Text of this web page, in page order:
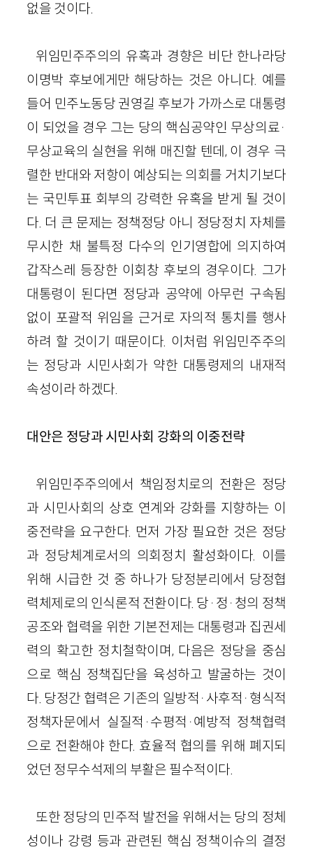
없을 것이다.
위임민주주의의 유혹과 경향은 비단 한나라당
이명박 후보에게만 해당하는 것은 아니다. 예를
들어 민주노동당 권영길 후보가 가까스로 대통령
이 되었을 경우 그는 당의 핵심공약인 무상의료·
무상교육의 실현을 위해 매진할 텐데, 이 경우 극
렬한 반대와 저항이 예상되는 의회를 거치기보다
는 국민투표 회부의 강력한 유혹을 받게 될 것이
다. 더 큰 문제는 정책정당 아니 정당정치 자체를
무시한 채 불특정 다수의 인기영합에 의지하여
갑작스레 등장한 이회창 후보의 경우이다. 그가
대통령이 된다면 정당과 공약에 아무런 구속됨
없이 포괄적 위임을 근거로 자의적 통치를 행사
하려 할 것이기 때문이다. 이처럼 위임민주주의
는 정당과 시민사회가 약한 대통령제의 내재적
속성이라 하겠다.
대안은 정당과 시민사회 강화의 이중전략
위임민주주의에서 책임정치로의 전환은 정당
과 시민사회의 상호 연계와 강화를 지향하는 이
중전략을 요구한다. 먼저 가장 필요한 것은 정당
과 정당체계로서의 의회정치 활성화이다. 이를
위해 시급한 것 중 하나가 당정분리에서 당정협
력체제로의 인식론적 전환이다. 당·정·청의 정책
공조와 협력을 위한 기본전제는 대통령과 집권세
력의 확고한 정치철학이며, 다음은 정당을 중심
으로 핵심 정책집단을 육성하고 발굴하는 것이
다. 당정간 협력은 기존의 일방적·사후적·형식적
정책자문에서 실질적·수평적·예방적 정책협력
으로 전환해야 한다. 효율적 협의를 위해 폐지되
었던 정무수석제의 부활은 필수적이다.
또한 정당의 민주적 발전을 위해서는 당의 정체
성이나 강령 등과 관련된 핵심 정책이슈의 결정